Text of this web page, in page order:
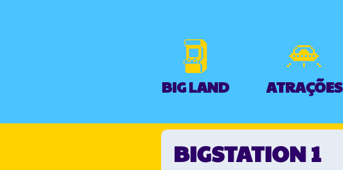
BIG LAND ATRAÇÕES
BIGSTATION 1